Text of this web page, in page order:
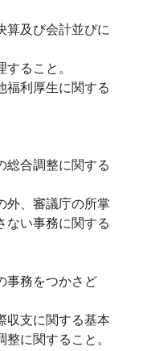
算及び会計並びに
ること。
福利厚生に関する
総合調整に関する
外、審議庁の所掌
ない事務に関する
事務をつかさど
収支に関する基本
に関すること。